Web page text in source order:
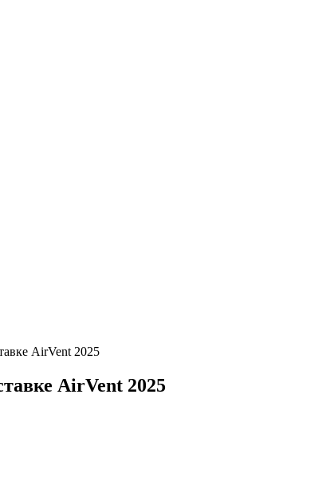
AirVent 2025
AirVent 2025